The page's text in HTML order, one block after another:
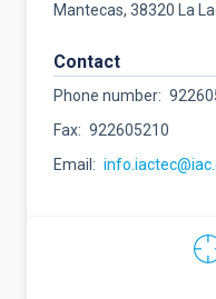
Mantecas, 38320 La
Contact
Phone number
Fax
922605210
Email